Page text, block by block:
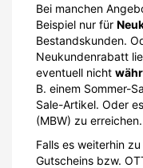
Bei manchen
Beispiel nur für
Bestandskunden.
Neukundenrabatt
eventuell nicht
B. einem Sommer-
Sale-Artikel. Oder
(MBW) zu erreichen.
Falls es weiterhin
Gutscheins bzw.